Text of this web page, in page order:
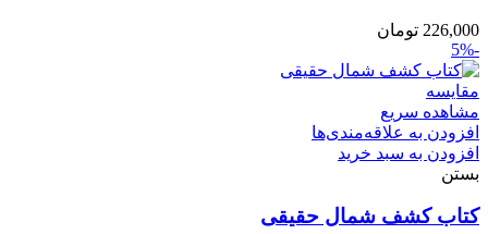
226,000 تومان
-5%
مقایسه
مشاهده سریع
افزودن به علاقه‌مندی‌ها
افزودن به سبد خرید
بستن
کتاب کشف شمال حقیقی